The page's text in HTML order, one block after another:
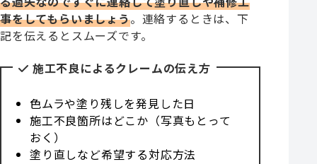
事をしてもらいましょう。連絡するときは、下
記を伝えるとスムーズです。
施工不良によるクレームの伝え方
色ムラや塗り残しを発見した日
施工不良箇所はどこか（写真もとって
おく）
塗り直しなど希望する対応方法